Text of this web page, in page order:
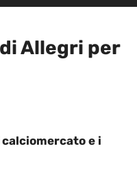
Allegri per
e i